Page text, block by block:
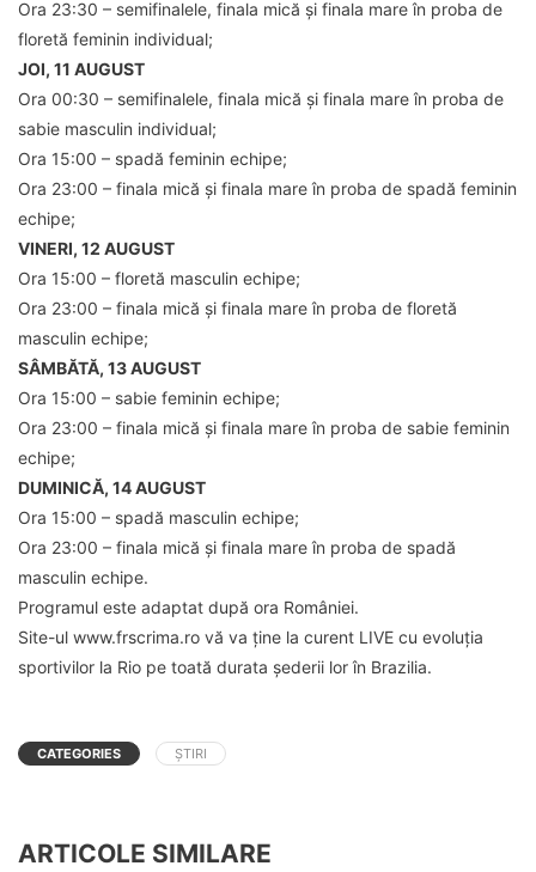
Ora 23:30 – semifinalele, finala mică și finala mare în proba de
floretă feminin individual;
JOI, 11 AUGUST
Ora 00:30 – semifinalele, finala mică și finala mare în proba de
sabie masculin individual;
Ora 15:00 – spadă feminin echipe;
Ora 23:00 – finala mică și finala mare în proba de spadă feminin
echipe;
VINERI, 12 AUGUST
Ora 15:00 – floretă masculin echipe;
Ora 23:00 – finala mică și finala mare în proba de floretă
masculin echipe;
SÂMBĂTĂ, 13 AUGUST
Ora 15:00 – sabie feminin echipe;
Ora 23:00 – finala mică și finala mare în proba de sabie feminin
echipe;
DUMINICĂ, 14 AUGUST
Ora 15:00 – spadă masculin echipe;
Ora 23:00 – finala mică și finala mare în proba de spadă
masculin echipe.
Programul este adaptat după ora României.
Site-ul www.frscrima.ro vă va ține la curent LIVE cu evoluția
sportivilor la Rio pe toată durata șederii lor în Brazilia.
CATEGORIES ȘTIRI
ARTICOLE SIMILARE